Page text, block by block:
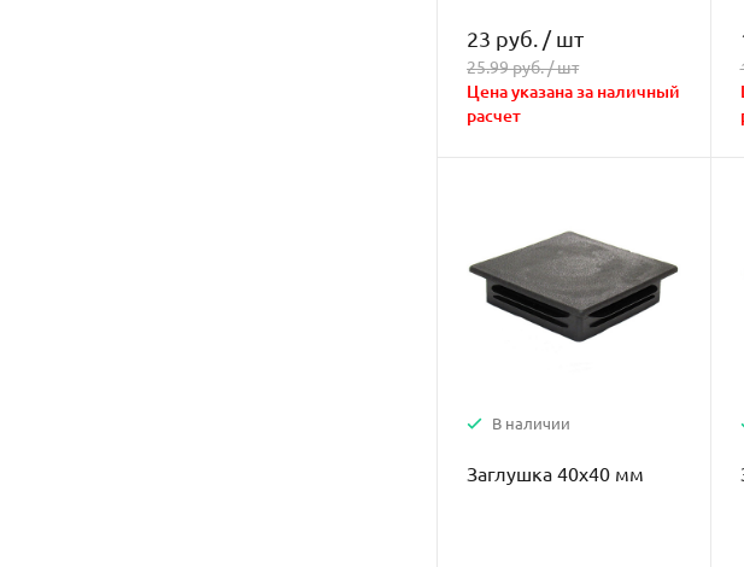
23 руб. / шт
25.99 руб. /шт
Цена указана за наличный
расчет
В наличии
Заглушка 40х40 мм